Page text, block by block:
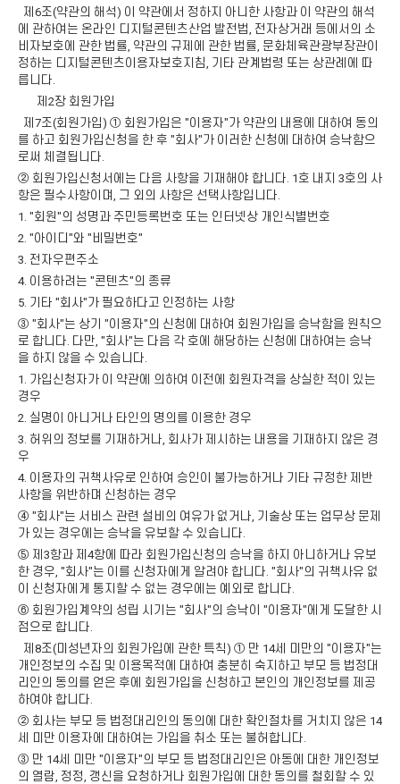
제6조(약관의 해석) 이 약관에서 정하지 아니한 사항과 이 약관의 해석
에 관하여는 온라인 디지털콘텐츠산업 발전법, 전자상거래 등에서의 소
비자보호에 관한 법률, 약관의 규제에 관한 법률, 문화체육관광부장관이
정하는 디지털콘텐츠이용자보호지침, 기타 관계법령 또는 상관례에 따
릅니다.
제2장 회원가입
제7조(회원가입) ① 회원가입은 "이용자"가 약관의 내용에 대하여 동의
를 하고 회원가입신청을 한 후 "회사"가 이러한 신청에 대하여 승낙함으
로써 체결됩니다.
② 회원가입신청서에는 다음 사항을 기재해야 합니다. 1호 내지 3호의 사
항은 필수사항이며, 그 외의 사항은 선택사항입니다.
1. "회원"의 성명과 주민등록번호 또는 인터넷상 개인식별번호
2. "아이디"와 "비밀번호"
3. 전자우편주소
4. 이용하려는 "콘텐츠"의 종류
5. 기타 "회사"가 필요하다고 인정하는 사항
③ "회사"는 상기 "이용자"의 신청에 대하여 회원가입을 승낙함을 원칙으
로 합니다. 다만, "회사"는 다음 각 호에 해당하는 신청에 대하여는 승낙
을 하지 않을 수 있습니다.
1. 가입신청자가 이 약관에 의하여 이전에 회원자격을 상실한 적이 있는
경우
2. 실명이 아니거나 타인의 명의를 이용한 경우
3. 허위의 정보를 기재하거나, 회사가 제시하는 내용을 기재하지 않은 경
우
4. 이용자의 귀책사유로 인하여 승인이 불가능하거나 기타 규정한 제반
사항을 위반하며 신청하는 경우
④ "회사"는 서비스 관련 설비의 여유가 없거나, 기술상 또는 업무상 문제
가 있는 경우에는 승낙을 유보할 수 있습니다.
⑤ 제3항과 제4항에 따라 회원가입신청의 승낙을 하지 아니하거나 유보
한 경우, "회사"는 이를 신청자에게 알려야 합니다. "회사"의 귀책사유 없
이 신청자에게 통지할 수 없는 경우에는 예외로 합니다.
⑥ 회원가입계약의 성립 시기는 "회사"의 승낙이 "이용자"에게 도달한 시
점으로 합니다.
제8조(미성년자의 회원가입에 관한 특칙) ① 만 14세 미만의 "이용자"는
개인정보의 수집 및 이용목적에 대하여 충분히 숙지하고 부모 등 법정대
리인의 동의를 얻은 후에 회원가입을 신청하고 본인의 개인정보를 제공
하여야 합니다.
② 회사는 부모 등 법정대리인의 동의에 대한 확인절차를 거치지 않은 14
세 미만 이용자에 대하여는 가입을 취소 또는 불허합니다.
③ 만 14세 미만 "이용자"의 부모 등 법정대리인은 아동에 대한 개인정보
의 열람, 정정, 갱신을 요청하거나 회원가입에 대한 동의를 철회할 수 있